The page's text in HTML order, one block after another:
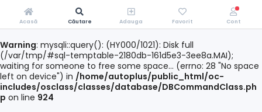
Warning: mysqli::query(): (HY000/1021): Disk full
(/var/tmp/#sql-temptable-2180db-161d5e3-3ee8a.MAI);
waiting for someone to free some space... (errno: 28 "No space
left on device") in /home/autoplus/public_html/oc-
includes/osclass/classes/database/DBCommandClass.ph
p on line 924
Acasă Căutare Adauga Favorit Cont